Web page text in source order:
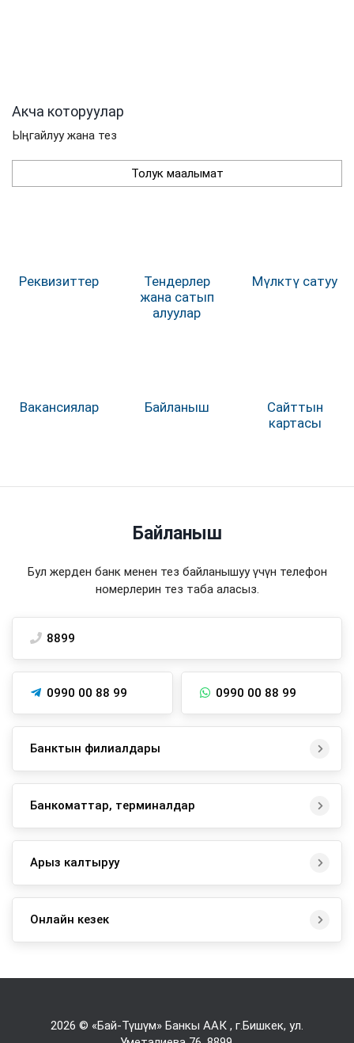
Акча которуулар
Ыңгайлуу жана тез
Толук маалымат
Реквизиттер
Тендерлер
жана сатып
алуулар
Мүлктү сатуу
Вакансиялар Байланыш
Сайттын
картасы
Байланыш
Бул жерден банк менен тез байланышуу үчүн телефон
номерлерин тез таба аласыз.
8899
0990 00 88 99 0990 00 88 99
Банктын филиалдары
Банкоматтар, терминалдар
Арыз калтыруу
Онлайн кезек
2026 © «Бай-Түшүм» Банкы ААК , г.Бишкек, ул.